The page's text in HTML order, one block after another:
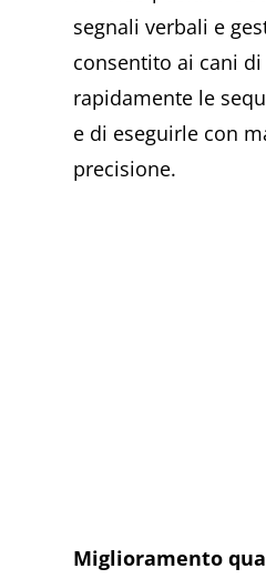
segnali verbali e
consentito ai cani
rapidamente le
e di eseguirle con
precisione.
Miglioramento